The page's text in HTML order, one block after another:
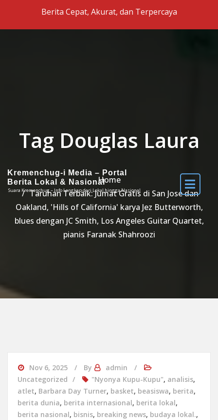
Skip to the contentBerita Cepat, Akurat, dan Terpercaya
Kremenchug-i Media – Portal
Berita Lokal & Nasional
Suara Kremenchug – Info Lengkap dari Lokal hingga Nasional
Tag Douglas Laura
Home
Taruhan Terbaik: Jumat Gratis di San Jose dan
Oakland, 'Hills of California' karya Jez Butterworth,
blues dengan JC Smith, Los Angeles Guitar Quartet,
pianis Faranak Shahroozi
Nov 6, 2025 By
admin
Uncategorized
"Nyonya Kupu-Kupu", analisis,
atlet, Barbara Day Turner, basket, beasiswa, berita,
berita dunia, berita internasional, berita lokal,
berita nasional, bisnis, breaking news, budaya lokal.,